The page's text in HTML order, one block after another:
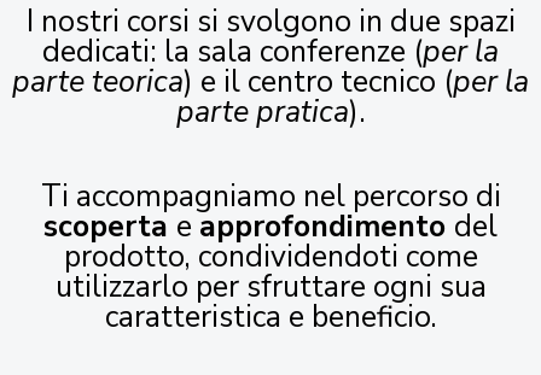
I nostri corsi si svolgono in due spazi
dedicati: la sala conferenze (per la
parte teorica) e il centro tecnico (per la
parte pratica).
Ti accompagniamo nel percorso di
scoperta e approfondimento del
prodotto, condividendoti come
utilizzarlo per sfruttare ogni sua
caratteristica e beneficio.